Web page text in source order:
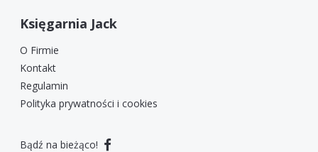
Księgarnia Jack
O Firmie
Kontakt
Regulamin
Polityka prywatności i cookies
Bądź na bieżąco!